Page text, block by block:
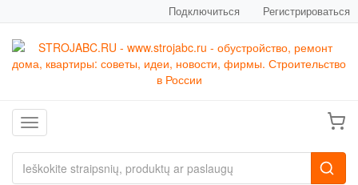
Подключиться Регистрироваться
Toggle navigation